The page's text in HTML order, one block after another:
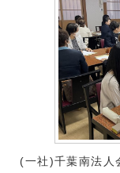
(一社)千葉南法人